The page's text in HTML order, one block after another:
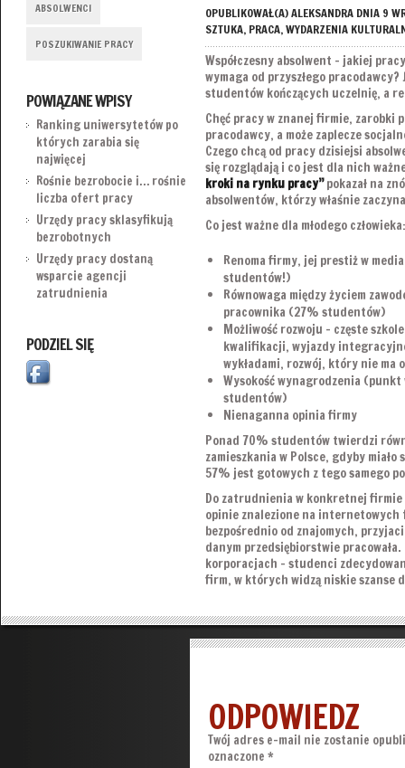
ABSOLWENCI
POSZUKIWANIE PRACY
POWIĄZANE WPISY
Ranking uniwersytetów po
których zarabia się
najwięcej
Rośnie bezrobocie i… rośnie
liczba ofert pracy
Urzędy pracy sklasyfikują
bezrobotnych
Urzędy pracy dostaną
wsparcie agencji
zatrudnienia
PODZIEL SIĘ
OPUBLIKOWAŁ(A)ALEKSANDRADNIA 9
SZTUKA, PRACA,WYDARZENIA
Współczesny absolwent – jakiej
wymaga od przyszłego
studentów kończących uczelnię, a
Chęć pracy w znanej firmie, zarobki
pracodawcy, a może zaplecze
Czego chcą od pracy dzisiejsi
się rozglądają i co jest dla nich
kroki na rynku pracy”pokazał na
absolwentów, którzy właśnie
Co jest ważne dla młodego człowieka:
Renoma firmy, jej prestiż w
studentów!)
Równowaga między życiem
pracownika (27% studentów)
Możliwość rozwoju – częste
kwalifikacji, wyjazdy
wykładami, rozwój, który nie ma
Wysokość wynagrodzenia
studentów)
Nienaganna opinia firmy
Ponad 70% studentów twierdzi
zamieszkania w Polsce, gdyby miało
57% jest gotowych z tego samego
Do zatrudnienia w konkretnej firmie
opinie znalezione na internetowych
bezpośrednio od znajomych,
danym przedsiębiorstwie
korporacjach – studenci
firm, w których widzą niskie szanse
ODPOWIEDZ
Twój adres e-mail nie zostanie
oznaczone *